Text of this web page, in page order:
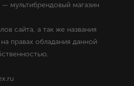
мультибрендовый магазин
сайта, а так же названия
правах обладания данной